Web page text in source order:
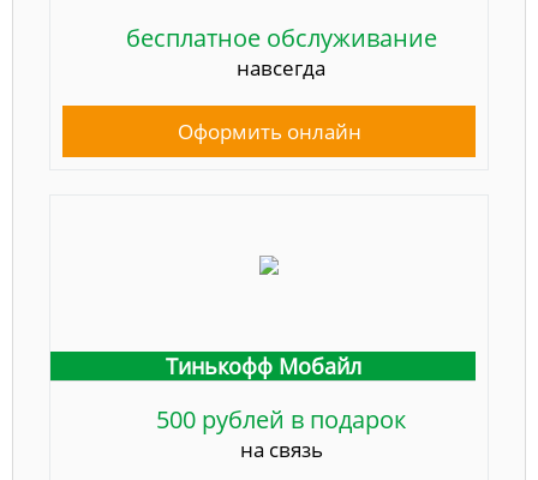
бесплатное обслуживание
навсегда
Оформить онлайн
Тинькофф Мобайл
500 рублей в подарок
на связь